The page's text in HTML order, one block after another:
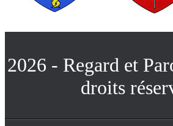
2026 - Regard et
droits